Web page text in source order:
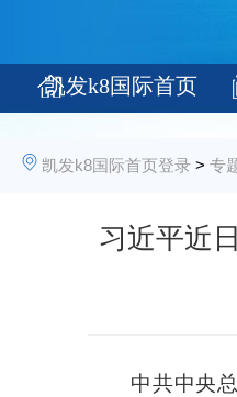
凯发k8国际首页
凯发k8国际首页登录 > 专
习近平近
中共中央总